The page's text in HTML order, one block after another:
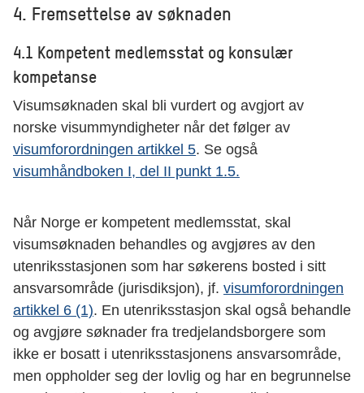
4. Fremsettelse av søknaden
4.1 Kompetent medlemsstat og konsulær
kompetanse
Visumsøknaden skal bli vurdert og avgjort av
norske visummyndigheter når det følger av
visumforordningen artikkel 5. Se også
visumhåndboken I, del II punkt 1.5.
Når Norge er kompetent medlemsstat, skal
visumsøknaden behandles og avgjøres av den
utenriksstasjonen som har søkerens bosted i sitt
ansvarsområde (jurisdiksjon), jf. visumforordningen
artikkel 6 (1). En utenriksstasjon skal også behandle
og avgjøre søknader fra tredjelandsborgere som
ikke er bosatt i utenriksstasjonens ansvarsområde,
men oppholder seg der lovlig og har en begrunnelse